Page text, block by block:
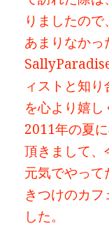
りましたの
あまりなか
ィストと知
を心より嬉し
2011年の夏
頂きまして、
元気でやっ
きつけのカ
した。